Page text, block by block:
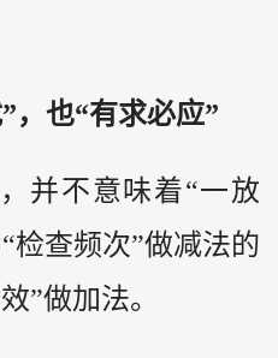
也“有求必应”
并不意味着“一放
检查频次”做减法的
”做加法。